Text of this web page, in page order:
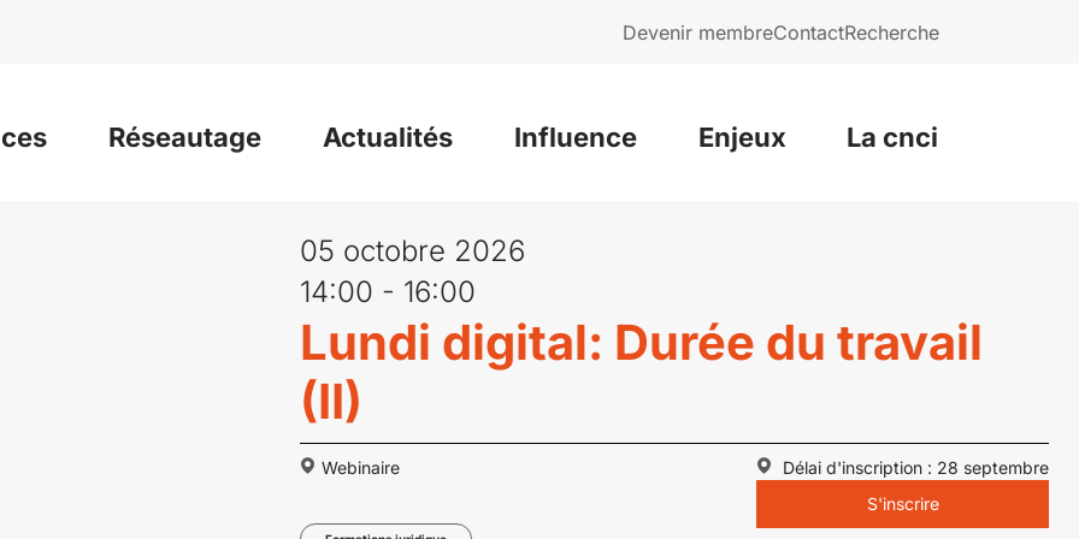
Devenir membreContactRecherche
Réseautage Actualités Influence Enjeux La cnci
05 octobre 2026
14:00 - 16:00
Lundi digital: Durée du travail
(II)
Webinaire
Délai d'inscription : 28 septembre
S'inscrire